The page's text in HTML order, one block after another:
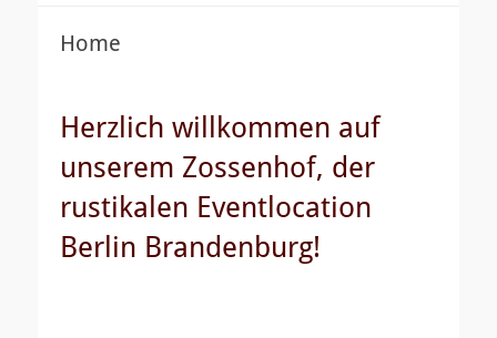
Home
Herzlich willkommen auf
unserem Zossenhof, der
rustikalen Eventlocation
Berlin Brandenburg!